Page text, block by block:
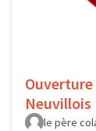
Neuvillois
le père